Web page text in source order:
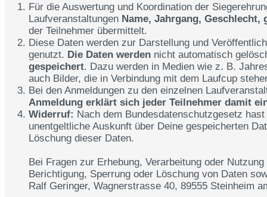
Für die Auswertung und Koordination der
Laufveranstaltungen Name, Jahrgang, Geschlecht,
der Teilnehmer übermittelt.
Diese Daten werden zur Darstellung und
genutzt. Die Daten werden nicht automatisch
gespeichert. Dazu werden in Medien wie z. B.
auch Bilder, die in Verbindung mit dem Laufcup
Bei den Anmeldungen zu den einzelnen
Anmeldung erklärt sich jeder Teilnehmer damit
Widerruf: Nach dem Bundesdatenschutzgesetz
unentgeltliche Auskunft über Deine gespeicherten
Löschung dieser Daten.
Bei Fragen zur Erhebung, Verarbeitung oder
Berichtigung, Sperrung oder Löschung von Daten
Ralf Geringer, Wagnerstrasse 40, 89555 Steinheim